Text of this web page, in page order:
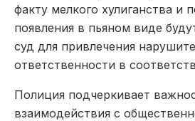
факту мелкого хулиганства и
появления в пьяном виде
суд для привлечения
ответственности в
Полиция подчеркивает
взаимодействия с